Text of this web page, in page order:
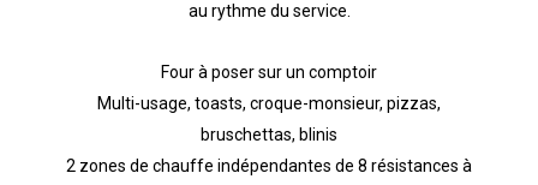
au rythme du service.
Four à poser sur un comptoir
Multi-usage, toasts, croque-monsieur, pizzas,
bruschettas, blinis
2 zones de chauffe indépendantes de 8 résistances à